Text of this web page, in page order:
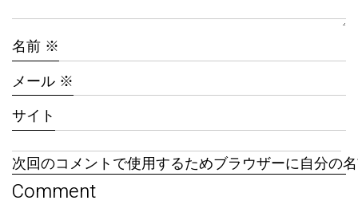
名前 ※
メール ※
サイト
次回のコメントで使用するためブラウザーに自分の